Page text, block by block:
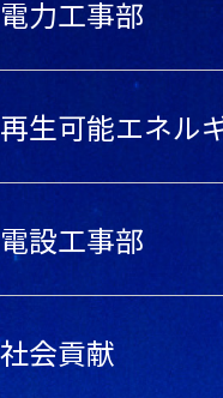
電力工事部
再生可能エネル
電設工事部
社会貢献